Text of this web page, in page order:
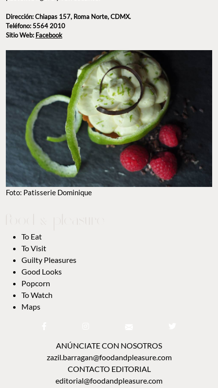
Dirección: Chiapas 157, Roma Norte, CDMX.
Teléfono: 5564 2010
Sitio Web: Facebook
Foto: Patisserie Dominique
To Eat
To Visit
Guilty Pleasures
Good Looks
Popcorn
To Watch
Maps
ANÚNCIATE CON NOSOTROS
zazil.barragan@foodandpleasure.com
CONTACTO EDITORIAL
editorial@foodandpleasure.com